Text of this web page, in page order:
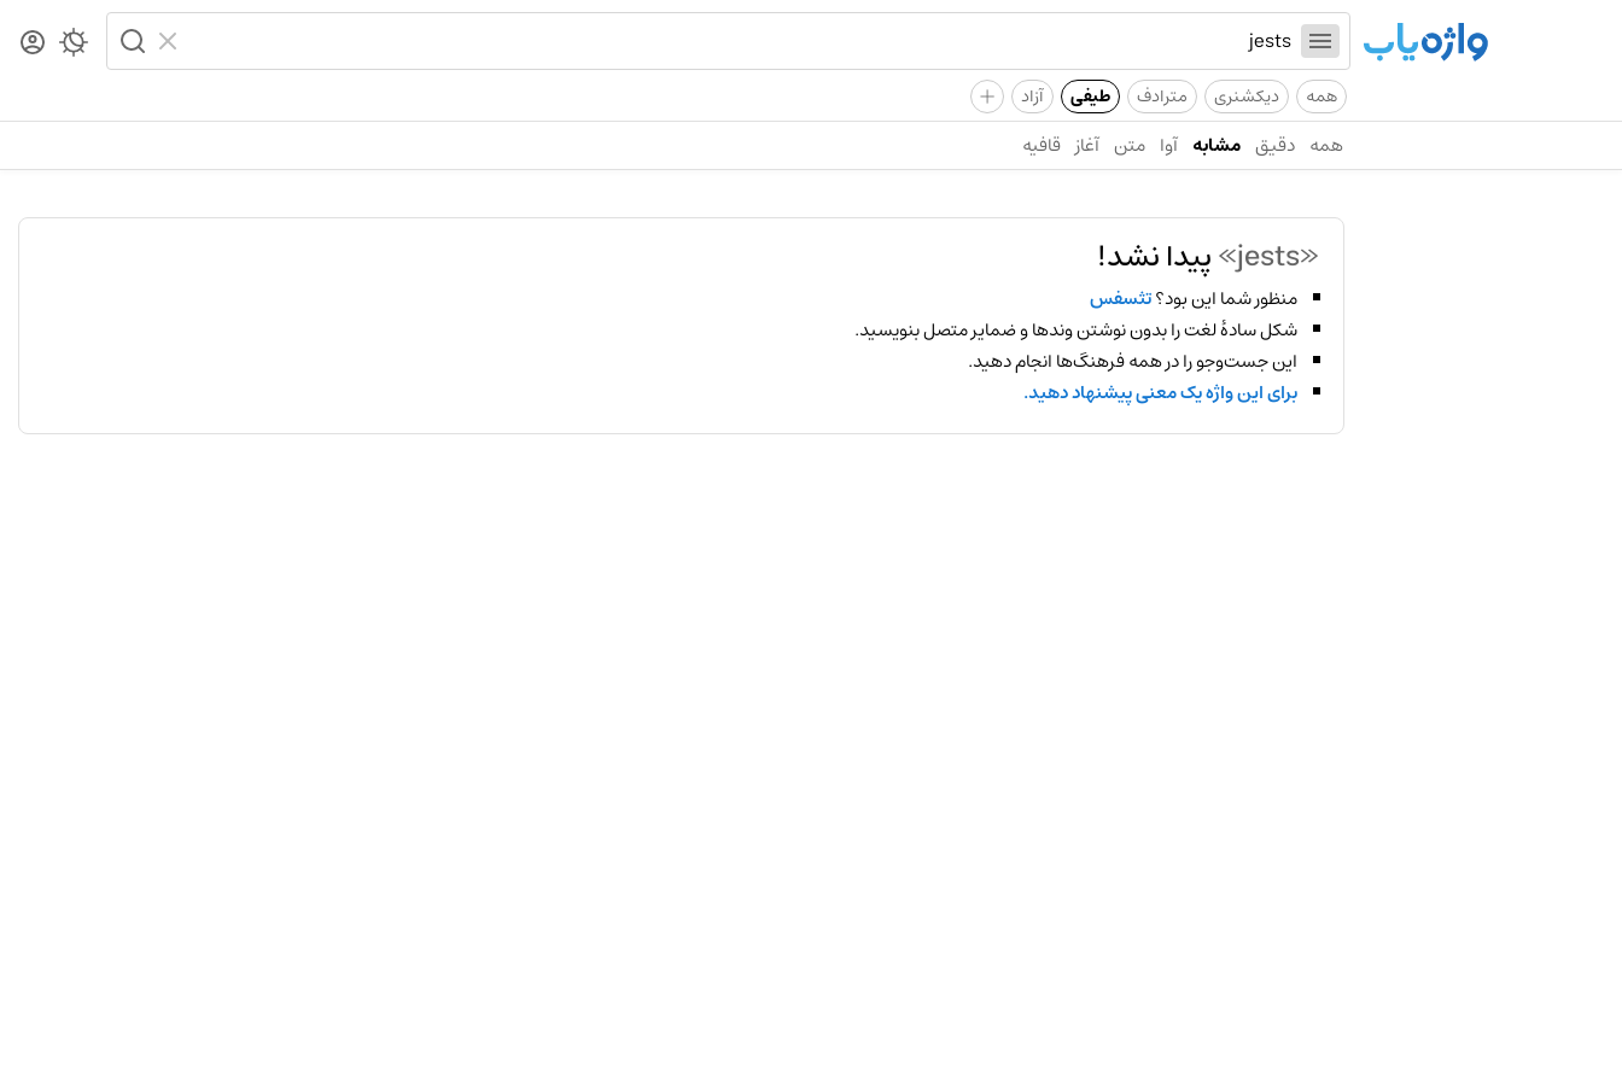
همه دیکشنری مترادف طیفی آزاد +
همه دقیق مشابه آوا متن آغاز قافیه
«jests» پیدا نشد!
منظور شما این بود؟تثسفس
شکل سادهٔ لغت را بدون نوشتن وندها و ضمایر متصل بنویسید.
این جست‌وجو را در همه فرهنگ‌ها انجام دهید.
برای این واژه یک معنی پیشنهاد دهید.